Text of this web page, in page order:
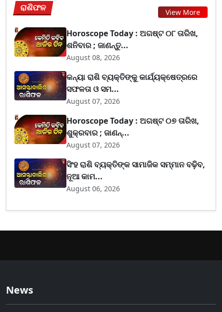
ରାଶିଫଳ View More
Horoscope Today : ଅଗଷ୍ଟ ୦୮ ତାରିଖ,
ଶନିବାର ; ଜାଣନ୍ତୁ...
August 08, 2026
କନ୍ୟା ରାଶି ବ୍ୟକ୍ତିଙ୍କୁ କାର୍ଯ୍ୟକ୍ଷେତ୍ରରେ
ସଫଳତା ଓ ସମ...
August 07, 2026
Horoscope Today : ଅଗଷ୍ଟ ୦୭ ତାରିଖ,
ଶୁକ୍ରବାର ; ଜାଣନ୍...
August 07, 2026
ସିଂହ ରାଶି ବ୍ୟକ୍ତିଙ୍କ ସାମାଜିକ ସମ୍ମାନ ବଢ଼ିବ,
ନୂଆ କାମ...
August 06, 2026
News